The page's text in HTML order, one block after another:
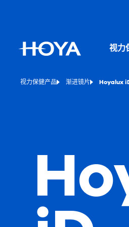
视力
视力保健产品 渐进镜片 Hoyalux